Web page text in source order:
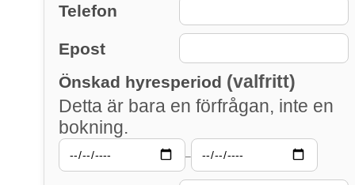
Telefon
Epost
Önskad hyresperiod (valfritt)
Detta är bara en förfrågan, inte en
bokning.
–